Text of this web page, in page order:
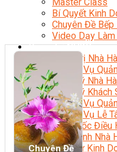
Bí Quyết Kinh
Chuyên Đề Bếp
Video Dạy Làm
Quản Trị NHKS
Quản Trị Nhà
Nghiệp Vụ
Quản Lý Nhà
Quản Lý Khách
Nghiệp Vụ
Nghiệp Vụ Lễ
Giám Đốc Điều
Tiếng Anh Nhà
Khởi Sự Kinh
Chuyên Đề